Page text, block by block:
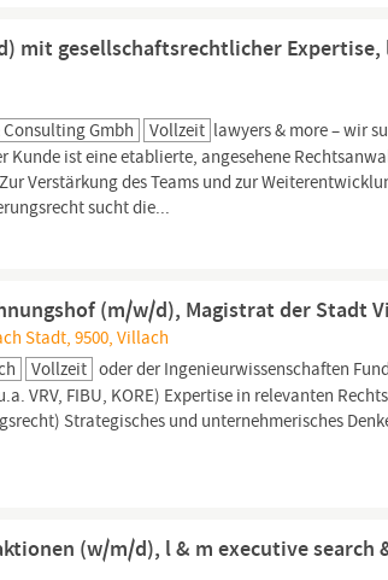
mit gesellschaftsrechtlicher
Consulting Gmbh
Vollzeit lawyers & more – wir
Kunde ist eine etablierte, angesehene
Verstärkung des Teams und zur
sucht die...
(m/w/d), Magistrat der Stadt
Stadt, 9500, Villach
Vollzeit oder der Ingenieurwissenschaften
VRV, FIBU, KORE) Expertise in relevanten
Strategisches und unternehmerisches
(w/m/d), l & m executive search